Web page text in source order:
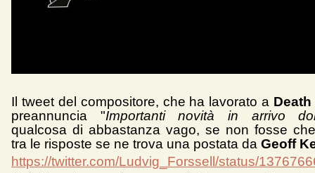
Il tweet del compositore, che ha lavorato a
preannuncia "Importanti novità in arrivo
qualcosa di abbastanza vago, se non fosse
tra le risposte se ne trova una postata da Geoff
https://twitter.com/Ludvig_Forssell/status/